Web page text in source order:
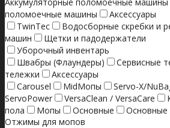
поломоечные машины
Аксессуары
TwinTec
Водосборные скребки и
машин
Щетки и падодержатели
Уборочный инвентарь
Швабры (Флаундеры)
Сервисные
тележки
Аксессуары
Carousel
MidМопы
Servo-X/
ServoPower
VersaClean / VersaCare
пола
Мопы Основные
Основные
Отжимы для мопов